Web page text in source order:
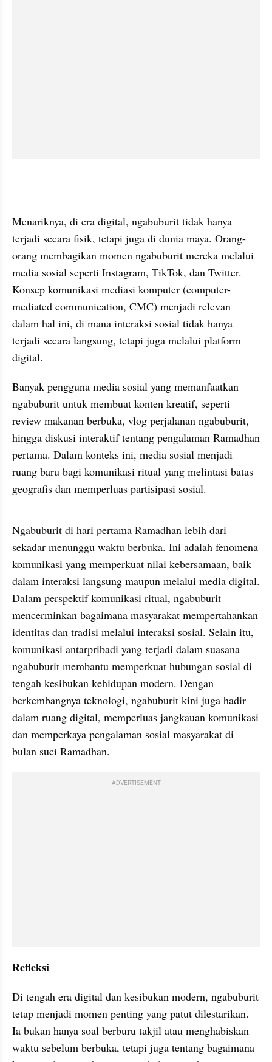
Menariknya, di era digital, ngabuburit tidak hanya
terjadi secara fisik, tetapi juga di dunia maya. Orang-
orang membagikan momen ngabuburit mereka melalui
media sosial seperti Instagram, TikTok, dan Twitter.
Konsep komunikasi mediasi komputer (computer-
mediated communication, CMC) menjadi relevan
dalam hal ini, di mana interaksi sosial tidak hanya
terjadi secara langsung, tetapi juga melalui platform
digital.
Banyak pengguna media sosial yang memanfaatkan
ngabuburit untuk membuat konten kreatif, seperti
review makanan berbuka, vlog perjalanan ngabuburit,
hingga diskusi interaktif tentang pengalaman Ramadhan
pertama. Dalam konteks ini, media sosial menjadi
ruang baru bagi komunikasi ritual yang melintasi batas
geografis dan memperluas partisipasi sosial.
Ngabuburit di hari pertama Ramadhan lebih dari
sekadar menunggu waktu berbuka. Ini adalah fenomena
komunikasi yang memperkuat nilai kebersamaan, baik
dalam interaksi langsung maupun melalui media digital.
Dalam perspektif komunikasi ritual, ngabuburit
mencerminkan bagaimana masyarakat mempertahankan
identitas dan tradisi melalui interaksi sosial. Selain itu,
komunikasi antarpribadi yang terjadi dalam suasana
ngabuburit membantu memperkuat hubungan sosial di
tengah kesibukan kehidupan modern. Dengan
berkembangnya teknologi, ngabuburit kini juga hadir
dalam ruang digital, memperluas jangkauan komunikasi
dan memperkaya pengalaman sosial masyarakat di
bulan suci Ramadhan.
ADVERTISEMENT
Refleksi
Di tengah era digital dan kesibukan modern, ngabuburit
tetap menjadi momen penting yang patut dilestarikan.
Ia bukan hanya soal berburu takjil atau menghabiskan
waktu sebelum berbuka, tetapi juga tentang bagaimana